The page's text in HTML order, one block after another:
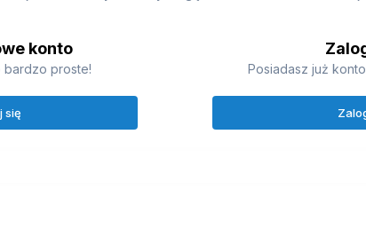
konto
bardzo proste!
się
Posiadasz już